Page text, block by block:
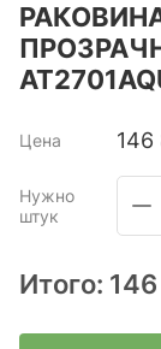
Цена 146
Нужно
штук
Итого: